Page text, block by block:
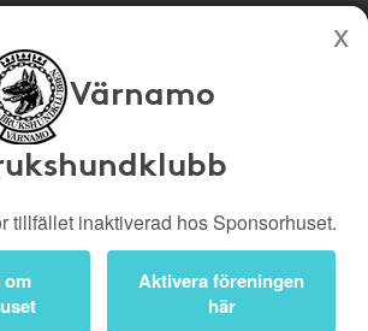
sida stöttar Värnamo Brukshundklubb
Logga in
Värnamo
tillfället inaktiverad hos Sponsorhuset.
om
Aktivera föreningen
här